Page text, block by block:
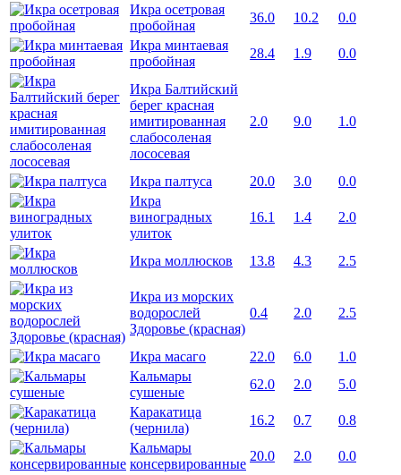
Икра осетровая
пробойная
36.0 10.2
0.0
Икра минтаевая
пробойная
28.4 1.9 0.0
Икра Балтийский
берег красная
имитированная
слабосоленая
лососевая
2.0 9.0 1.0
Икра палтуса 20.0 3.0
0.0
Икра
виноградных
улиток
16.1 1.4 2.0
Икра моллюсков 13.8 4.3 2.5
Икра из морских
водорослей
Здоровье (красная)
0.4 2.0 2.5
Икра масаго 22.0 6.0
1.0
Кальмары
сушеные
62.0 2.0
5.0
Каракатица
(чернила)
16.2 0.7
0.8
Кальмары
консервированные
20.0 2.0 0.0